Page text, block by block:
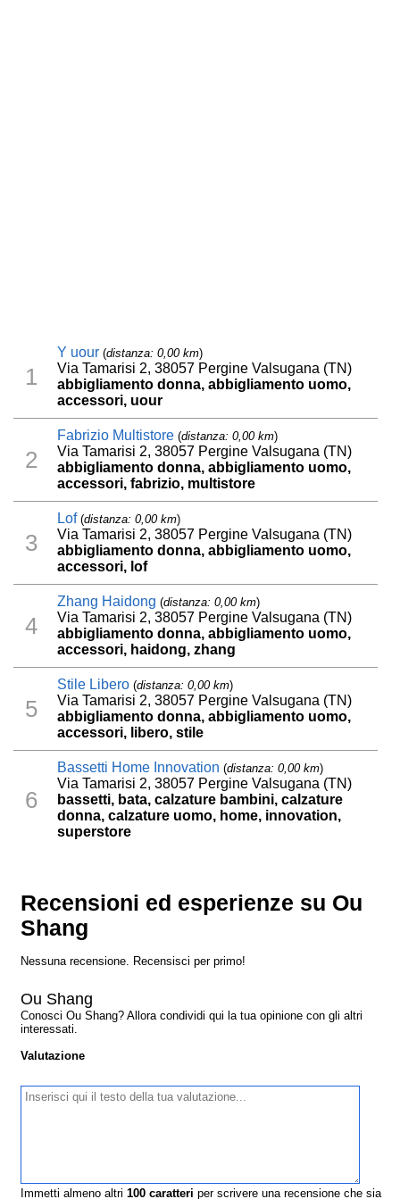
1
Y uour (distanza: 0,00 km)
Via Tamarisi 2, 38057 Pergine Valsugana (TN)
abbigliamento donna, abbigliamento uomo,
accessori, uour
2
Fabrizio Multistore (distanza: 0,00 km)
Via Tamarisi 2, 38057 Pergine Valsugana (TN)
abbigliamento donna, abbigliamento uomo,
accessori, fabrizio, multistore
3
Lof(distanza: 0,00 km)
Via Tamarisi 2, 38057 Pergine Valsugana (TN)
abbigliamento donna, abbigliamento uomo,
accessori, lof
4
Zhang Haidong (distanza: 0,00 km)
Via Tamarisi 2, 38057 Pergine Valsugana (TN)
abbigliamento donna, abbigliamento uomo,
accessori, haidong, zhang
5
Stile Libero (distanza: 0,00 km)
Via Tamarisi 2, 38057 Pergine Valsugana (TN)
abbigliamento donna, abbigliamento uomo,
accessori, libero, stile
6
Bassetti Home Innovation (distanza: 0,00 km)
Via Tamarisi 2, 38057 Pergine Valsugana (TN)
bassetti, bata, calzature bambini, calzature
donna, calzature uomo, home, innovation,
superstore
Recensioni ed esperienze su Ou
Shang
Nessuna recensione. Recensisci per primo!
Ou Shang
Conosci Ou Shang? Allora condividi qui la tua opinione con gli altri
interessati.
Valutazione
Immetti almeno altri100 caratteri per scrivere una recensione che sia